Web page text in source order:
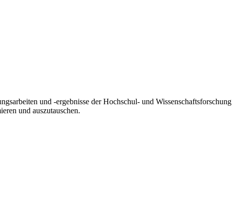
und -ergebnisse der Hochschul- und Wissenschaftsforschung
und auszutauschen.